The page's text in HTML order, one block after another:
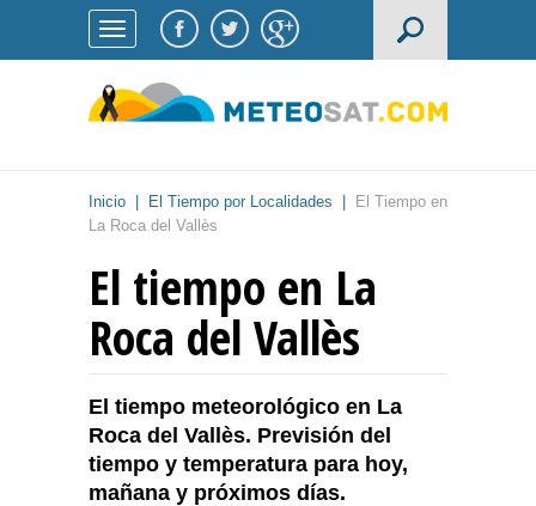
Inicio El Tiempo por Localidades
El Tiempo en
La Roca del Vallès
El tiempo en La
Roca del Vallès
El tiempo meteorológico en La
Roca del Vallès. Previsión del
tiempo y temperatura para hoy,
mañana y próximos días.